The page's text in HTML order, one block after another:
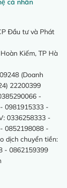
cá nhân
Đầu tư và Phát
Kiếm, TP Hà
(Doanh
22200399
-
0981915333 -
0336258333 -
0852198088 -
dịch chuyển tiền:
- 0862159399